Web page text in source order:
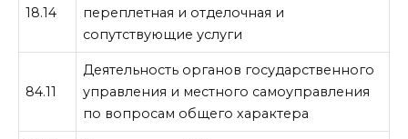
18.14
переплетная и отделочная и
сопутствующие услуги
84.11
Деятельность органов государственного
управления и местного самоуправления
по вопросам общего характера